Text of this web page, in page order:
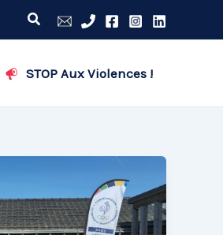
Rechercher
STOP Aux Violences !